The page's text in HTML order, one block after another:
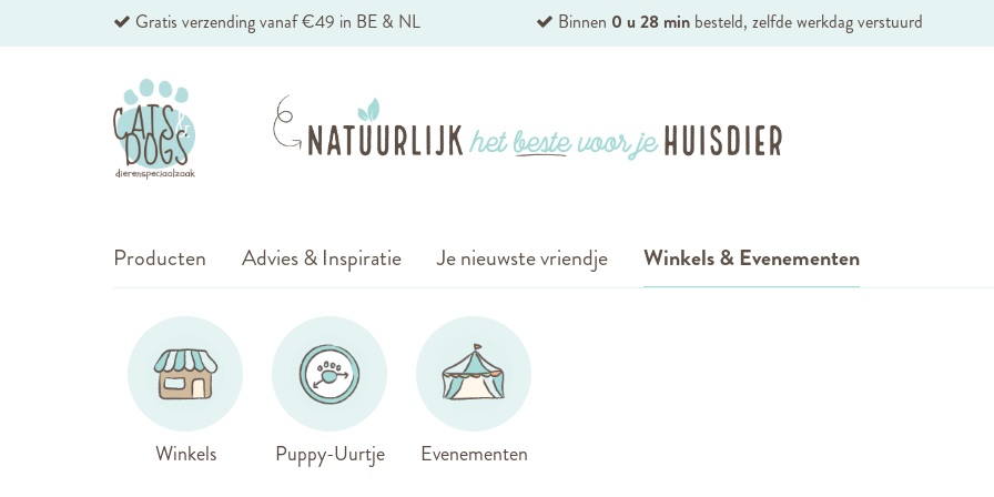
Ga
de
inhoud
Gratis verzending vanaf €49 in BE & NL Binnen 0 u 28 min besteld, zelfde werkdag verstuurd
Producten Advies & Inspiratie Je nieuwste vriendje Winkels & Evenementen
Winkels Puppy-Uurtje Evenementen